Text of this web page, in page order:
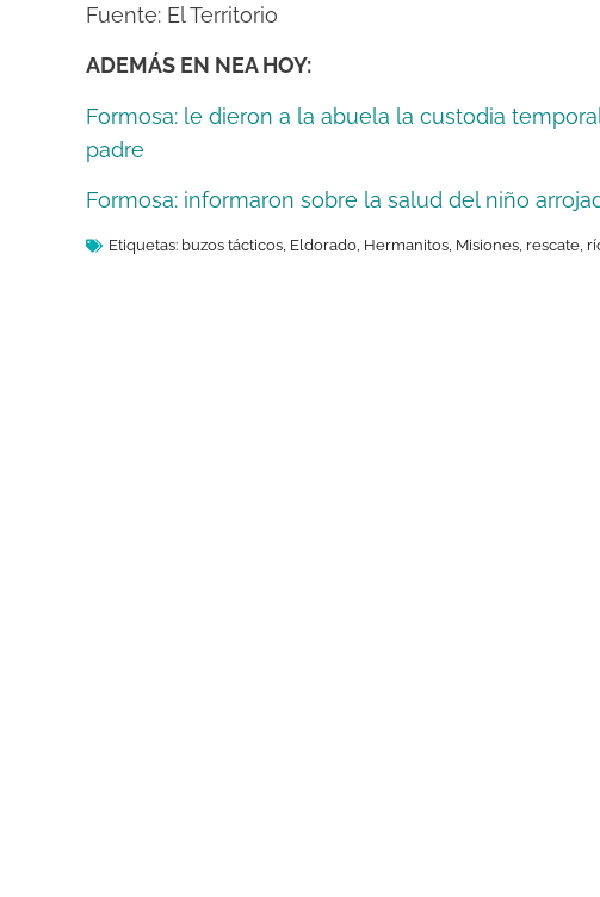
Fuente: El Territorio
ADEMÁS EN NEA HOY:
Formosa: le dieron a la abuela la custodia
padre
Formosa: informaron sobre la salud del niño
Etiquetas: buzos tácticos, Eldorado, Hermanitos, Misiones, rescate,